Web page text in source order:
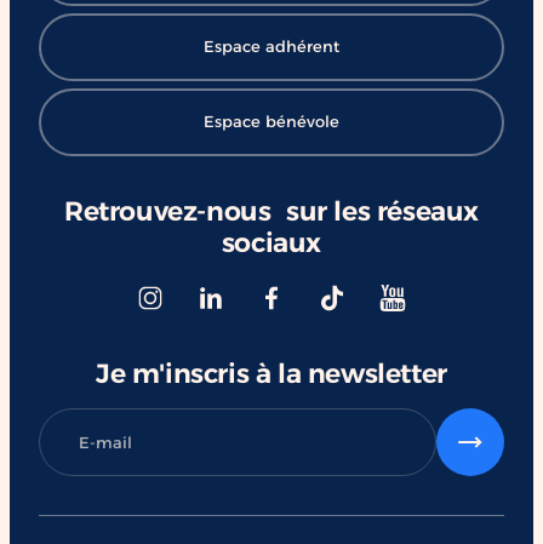
Retrouvez-nous sur les réseaux
sociaux
Espace adhérent
Espace bénévole
Je m'inscris à la newsletter